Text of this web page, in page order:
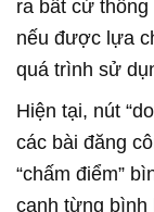
ra bất cứ
nếu được lựa
quá trình sử
Hiện tại, nút
các bài đăng
“chấm điểm”
cạnh từng bình